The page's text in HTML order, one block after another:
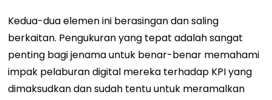
Kedua-dua elemen ini berasingan dan saling
berkaitan. Pengukuran yang tepat adalah sangat
penting bagi jenama untuk benar-benar memahami
impak pelaburan digital mereka terhadap KPI yang
dimaksudkan dan sudah tentu untuk meramalkan